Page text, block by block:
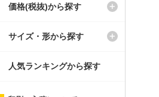
価格(税抜)から探す
サイズ・形から探す
人気ランキングから探す